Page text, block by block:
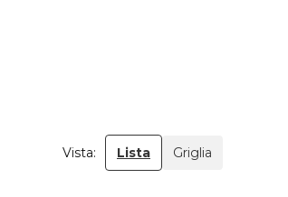
Vista: Lista Griglia